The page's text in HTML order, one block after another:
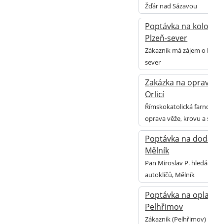
Žďár nad Sázavou
Poptávka na
Plzeň-sever
Zákazník má zájem
sever
Zakázka na
Orlicí
Římskokatolická
oprava věže, krovu
Poptávka na
Mělník
Pan Miroslav P.
autoklíčů, Mělník
Poptávka na
Pelhřimov
Zákazník